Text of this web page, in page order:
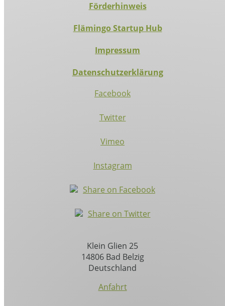
Förderhinweis
Flämingo Startup Hub
Impressum
Datenschutzerklärung
Facebook
Twitter
Vimeo
Instagram
Share on Facebook
Share on Twitter
Klein Glien 25
14806 Bad Belzig
Deutschland
Anfahrt